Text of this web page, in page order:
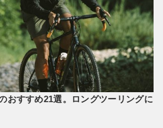
おすすめ21選。ロングツーリングに